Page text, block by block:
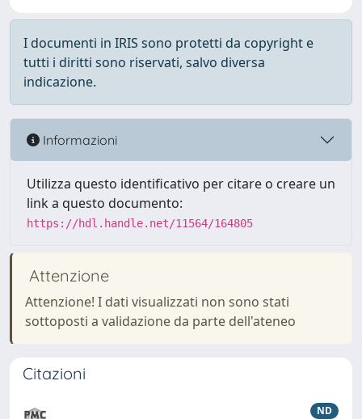
I documenti in IRIS sono protetti da copyright e
tutti i diritti sono riservati, salvo diversa
indicazione.
Informazioni
Utilizza questo identificativo per citare o creare un
link a questo documento:
https://hdl.handle.net/11564/164805
Attenzione
Attenzione! I dati visualizzati non sono stati
sottoposti a validazione da parte dell'ateneo
Citazioni
ND